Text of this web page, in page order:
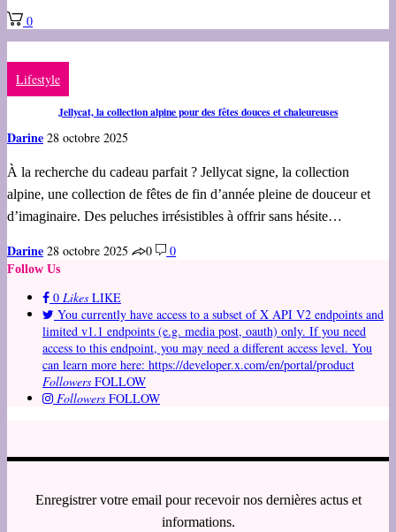
0
Lifestyle
Jellycat, la collection alpine pour des fêtes douces et chaleureuses
Darine 28 octobre 2025
À la recherche du cadeau parfait ? Jellycat signe, la collection
alpine, une collection de fêtes de fin d’année pleine de douceur et
d’imaginaire. Des peluches irrésistibles à offrir sans hésite…
Darine 28 octobre 2025 0 0
Follow Us
0 Likes LIKE
You currently have access to a subset of X API V2 endpoints and
limited v1.1 endpoints (e.g. media post, oauth) only. If you need
access to this endpoint, you may need a different access level. You
can learn more here: https://developer.x.com/en/portal/product
Followers FOLLOW
Followers FOLLOW
Enregistrer votre email pour recevoir nos dernières actus et
informations.